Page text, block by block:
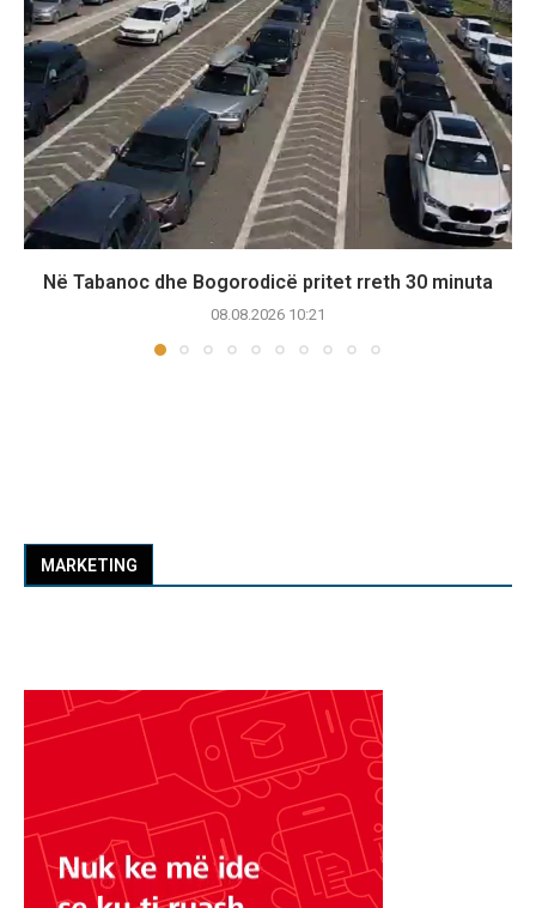
Në Tabanoc dhe Bogorodicë pritet rreth 30 minuta
08.08.2026 10:21
MARKETING